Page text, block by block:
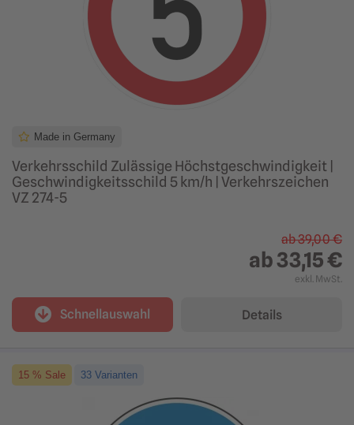
Made in Germany
Verkehrsschild Zulässige Höchstgeschwindigkeit |
Geschwindigkeitsschild 5 km/h | Verkehrszeichen
VZ 274-5
ab39,00 €
ab33,15 €
exkl. MwSt.
Schnellauswahl Details
15 % Sale 33 Varianten